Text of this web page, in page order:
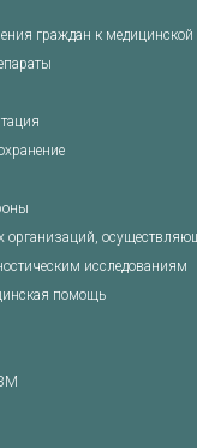
граждан к медицинской
организаций,
исследованиям
помощь